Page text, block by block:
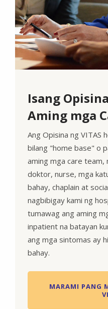
Isang
Aming mga
Ang Opisina ng VITAS
bilang "home base" o
aming mga care team,
doktor, nurse, mga
bahay, chaplain at
nagbibigay kami ng
tumawag ang aming
inpatient na batayan
ang mga sintomas ay
bahay.
MARAMI PANG